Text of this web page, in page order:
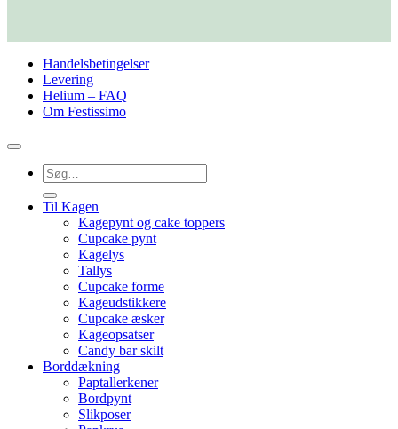
Handelsbetingelser
Levering
Helium – FAQ
Om Festissimo
Søg
efter:
Til Kagen
Kagepynt og cake toppers
Cupcake pynt
Kagelys
Tallys
Cupcake forme
Kageudstikkere
Cupcake æsker
Kageopsatser
Candy bar skilt
Borddækning
Paptallerkener
Bordpynt
Slikposer